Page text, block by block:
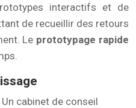
interactifs et de
de recueillir des retours
Le prototypage rapide
cabinet de conseil